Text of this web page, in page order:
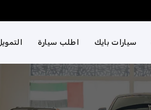
سيارات بايك اطلب سيارة